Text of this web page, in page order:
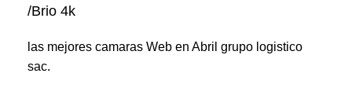
/Brio 4k
las mejores camaras Web en Abril grupo logistico
sac.